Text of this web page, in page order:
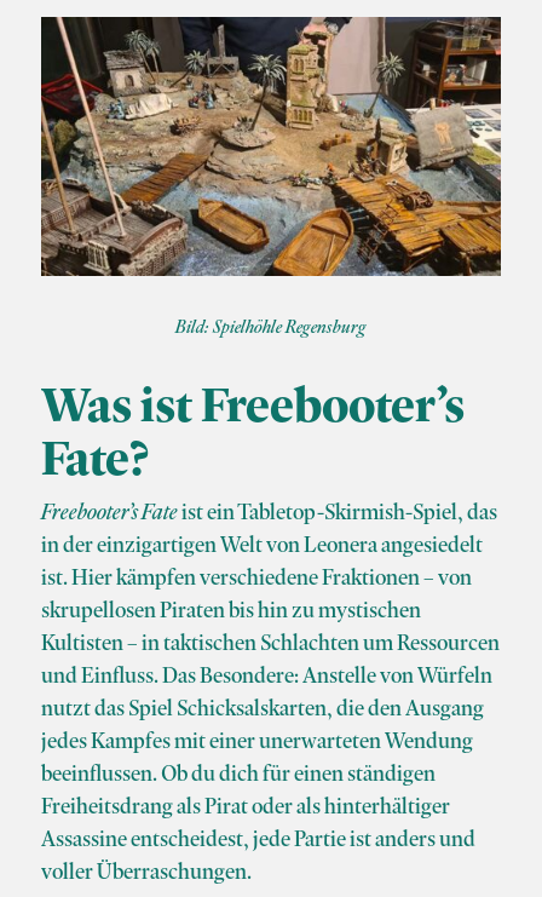
Bild: Spielhöhle Regensburg
Was ist Freebooter’s
Fate?
Freebooter’s Fateist ein Tabletop-Skirmish-Spiel, das
in der einzigartigen Welt von Leonera angesiedelt
ist. Hier kämpfen verschiedene Fraktionen – von
skrupellosen Piraten bis hin zu mystischen
Kultisten – in taktischen Schlachten um Ressourcen
und Einfluss. Das Besondere: Anstelle von Würfeln
nutzt das Spiel Schicksalskarten, die den Ausgang
jedes Kampfes mit einer unerwarteten Wendung
beeinflussen. Ob du dich für einen ständigen
Freiheitsdrang als Pirat oder als hinterhältiger
Assassine entscheidest, jede Partie ist anders und
voller Überraschungen.